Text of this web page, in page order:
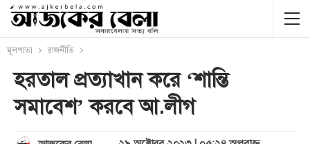
মূলপাতা রাজনীতি
হরতাল প্রত্যাখান করে ‘শান্তি
সমাবেশ’ করবে আ.লীগ